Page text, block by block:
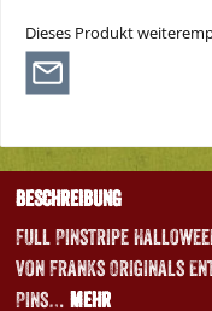
Dieses Produkt
Beschreibung
Full Pinstripe
von Franks Originals
Pins… Mehr